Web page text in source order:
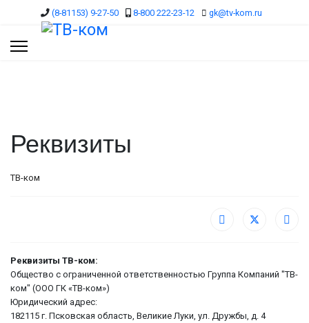
(8-81153) 9-27-50 8-800 222-23-12 gk@tv-kom.ru
Реквизиты
ТВ-ком
Реквизиты ТВ-ком:
Общество с ограниченной ответственностью Группа Компаний "ТВ-
ком" (ООО ГК «ТВ-ком»)
Юридический адрес:
182115 г. Псковская область, Великие Луки, ул. Дружбы, д. 4